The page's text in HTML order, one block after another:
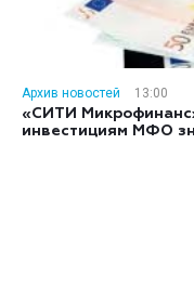
Архив новостей
13:00
«СИТИ
инвестициям МФО